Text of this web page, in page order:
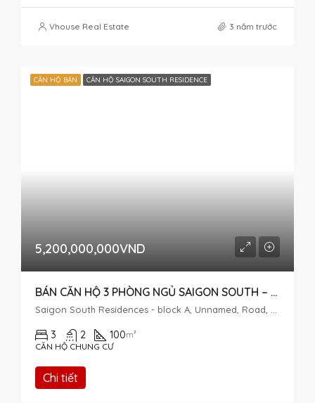
Vhouse Real Estate 3 năm trước
CĂN HỘ BÁN CĂN HỘ SAIGON SOUTH RESIDENCE
5,200,000,000VND
BÁN CĂN HỘ 3 PHÒNG NGỦ SAIGON SOUTH – TẦNG CAO VIEW SÔNG
3 2 100m²
CĂN HỘ CHUNG CƯ
Chi tiết